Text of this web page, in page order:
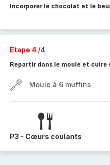
Incorporer le chocolat et le
Etape 4 /4
Repartir dans le moule et cuire
Moule à 6 muffins
P3 - Cœurs coulants